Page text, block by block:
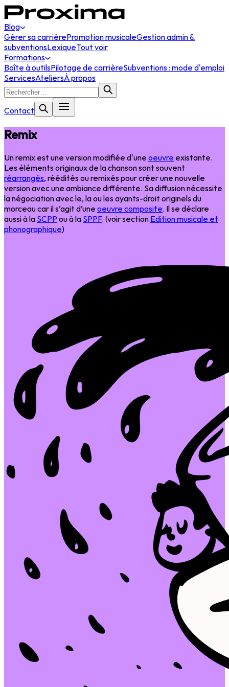
Blog
Gérer sa carrièrePromotion musicaleGestion admin &
subventionsLexiqueTout voir
Formations
Boîte à outilsPilotage de carrièreSubventions : mode d'emploi
ServicesAteliersÀ propos
Contact
Remix
Un remix est une version modifiée d'une oeuvre existante.
Les éléments originaux de la chanson sont souvent
réarrangés, réédités ou remixés pour créer une nouvelle
version avec une ambiance différente. Sa diffusion nécessite
la négociation avec le, la ou les ayants-droit originels du
morceau car il s’agit d’une oeuvre composite. Il se déclare
aussi à la SCPP ou à la SPPF. (voir section Edition musicale et
phonographique)